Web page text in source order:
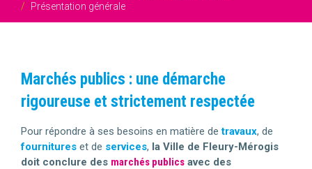
Présentation générale
Marchés publics : une démarche
rigoureuse et strictement respectée
Pour répondre à ses besoins en matière detravaux, de
fournitures et de services, la Ville de Fleury-Mérogis
doit conclure des marchés publics avec des